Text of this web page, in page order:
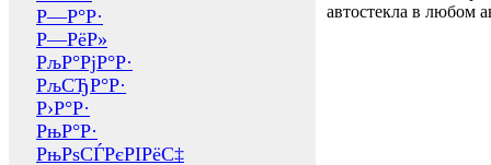
Р—Р°Р·
Р—РёР»
РљР°РјР°Р·
РљСЂР°Р·
Р›Р°Р·
РњР°Р·
РњРѕСЃРєРІРёС‡
автостекла в любом